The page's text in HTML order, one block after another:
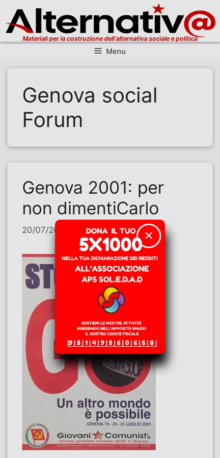
Materiali per la costruzione dell'alternativa sociale e politica
Menu
Genova social
Forum
Genova 2001: per
non dimentiCarlo
20/07/2026 Salvatore Alfieri✕